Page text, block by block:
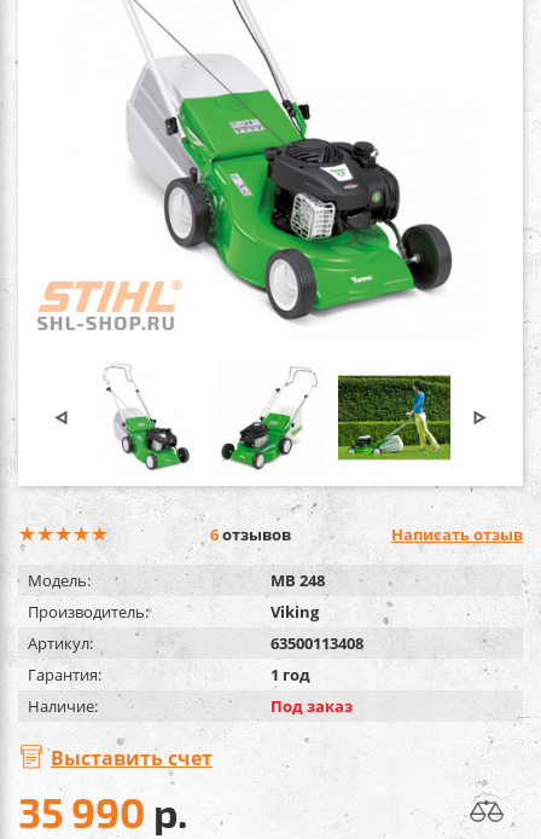
6отзывов Написать отзыв
Модель:
MB 248
Производитель:
Viking
Артикул:
63500113408
Гарантия:
1 год
Наличие:
Под заказ
Выставить счет
35 990 р.